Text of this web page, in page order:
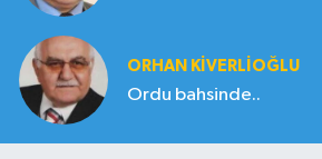
ORHAN KIVERLIOĞLU
Ordu bahsinde..